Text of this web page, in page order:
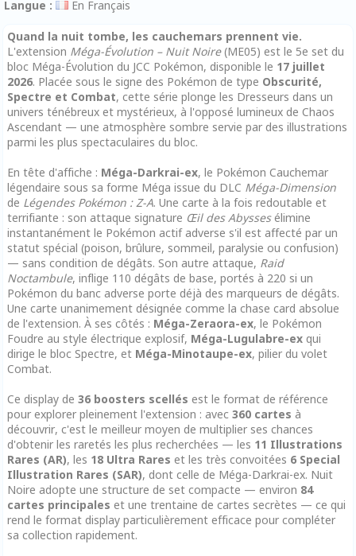
Langue :
En Français
Quand la nuit tombe, les cauchemars prennent vie.
L'extension Méga-Évolution – Nuit Noire(ME05) est le 5e set du
bloc Méga-Évolution du JCC Pokémon, disponible le 17 juillet
2026. Placée sous le signe des Pokémon de type Obscurité,
Spectre et Combat, cette série plonge les Dresseurs dans un
univers ténébreux et mystérieux, à l'opposé lumineux de Chaos
Ascendant — une atmosphère sombre servie par des illustrations
parmi les plus spectaculaires du bloc.
En tête d'affiche : Méga-Darkrai-ex, le Pokémon Cauchemar
légendaire sous sa forme Méga issue du DLC Méga-Dimension
de Légendes Pokémon : Z-A. Une carte à la fois redoutable et
terrifiante : son attaque signature Œil des Abyssesélimine
instantanément le Pokémon actif adverse s'il est affecté par un
statut spécial (poison, brûlure, sommeil, paralysie ou confusion)
— sans condition de dégâts. Son autre attaque, Raid
Noctambule, inflige 110 dégâts de base, portés à 220 si un
Pokémon du banc adverse porte déjà des marqueurs de dégâts.
Une carte unanimement désignée comme la chase card absolue
de l'extension. À ses côtés : Méga-Zeraora-ex, le Pokémon
Foudre au style électrique explosif, Méga-Lugulabre-ex qui
dirige le bloc Spectre, et Méga-Minotaupe-ex, pilier du volet
Combat.
Ce display de 36 boosters scellés est le format de référence
pour explorer pleinement l'extension : avec 360 cartes à
découvrir, c'est le meilleur moyen de multiplier ses chances
d'obtenir les raretés les plus recherchées — les 11 Illustrations
Rares (AR), les 18 Ultra Rares et les très convoitées 6 Special
Illustration Rares (SAR), dont celle de Méga-Darkrai-ex. Nuit
Noire adopte une structure de set compacte — environ 84
cartes principales et une trentaine de cartes secrètes — ce qui
rend le format display particulièrement efficace pour compléter
sa collection rapidement.